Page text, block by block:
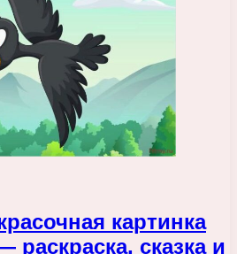
картинка
раскраска, сказка и